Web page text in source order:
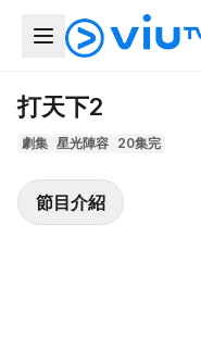
打天下2
劇集 星光陣容 20集完
節目介紹